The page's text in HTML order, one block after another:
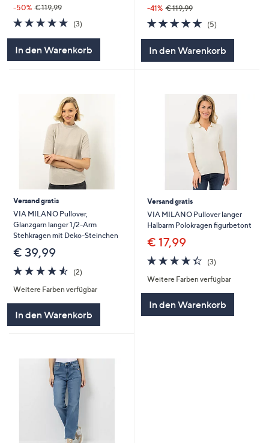
-50% € 119,99
4.7
von
(3)3
In den Warenkorb
-41% € 119,99
4.6
von
(5)5
In den Warenkorb
Versand gratis
VIA MILANO Pullover,
Glanzgarn langer 1/2-Arm
Stehkragen mit Deko-Steinchen
€ 39,99
4.5
von
5
(2)2
Weitere Farben verfügbar
In den Warenkorb
Versand gratis
VIA MILANO Pullover langer
Halbarm Polokragen figurbetont
€ 17,99
4.3
von
5
(3)3
Weitere Farben verfügbar
In den Warenkorb